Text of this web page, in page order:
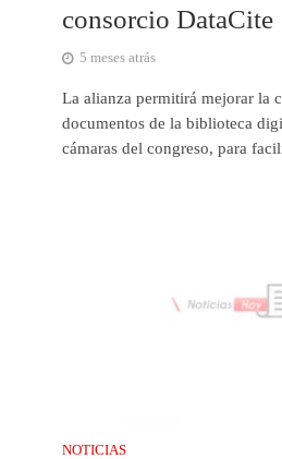
consorcio DataCite
5 meses atrás
La alianza permitirá mejorar la
documentos de la biblioteca
cámaras del congreso, para
NOTICIAS